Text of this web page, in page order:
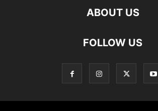
ABOUT US
FOLLOW US